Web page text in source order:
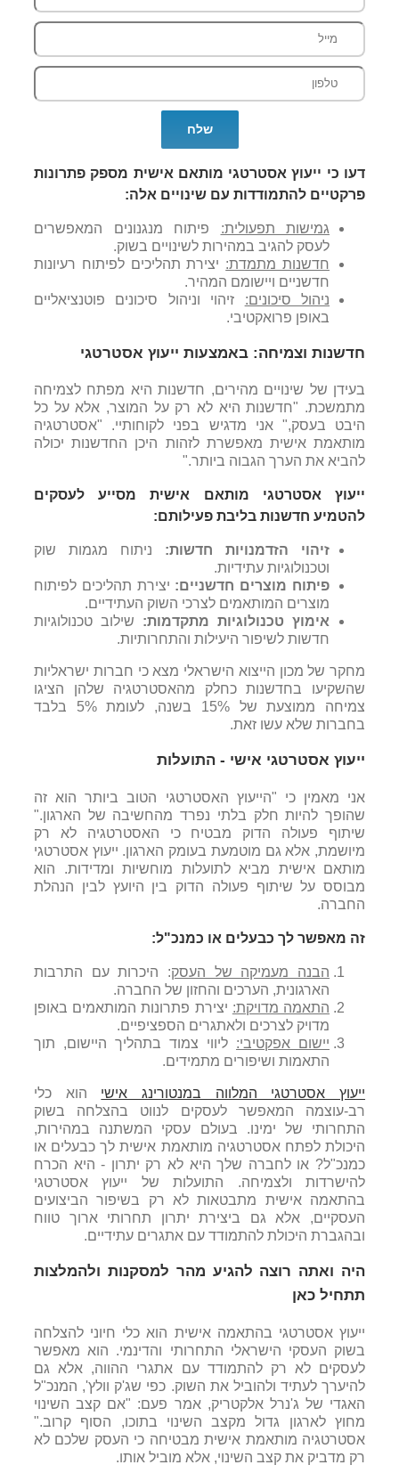
דעו כי ייעוץ אסטרטגי מותאם אישית מספק פתרונות
פרקטיים להתמודדות עם שינויים אלה:
גמישות תפעולית: פיתוח מנגנונים המאפשרים
לעסק להגיב במהירות לשינויים בשוק.
חדשנות מתמדת: יצירת תהליכים לפיתוח רעיונות
חדשניים ויישומם המהיר.
ניהול סיכונים: זיהוי וניהול סיכונים פוטנציאליים
באופן פרואקטיבי.
חדשנות וצמיחה: באמצעות ייעוץ אסטרטגי
בעידן של שינויים מהירים, חדשנות היא מפתח לצמיחה
מתמשכת. "חדשנות היא לא רק על המוצר, אלא על כל
היבט בעסק," אני מדגיש בפני לקוחותיי. "אסטרטגיה
מותאמת אישית מאפשרת לזהות היכן החדשנות יכולה
להביא את הערך הגבוה ביותר."
ייעוץ אסטרטגי מותאם אישית מסייע לעסקים
להטמיע חדשנות בליבת פעילותם:
זיהוי הזדמנויות חדשות: ניתוח מגמות שוק
וטכנולוגיות עתידיות.
פיתוח מוצרים חדשניים: יצירת תהליכים לפיתוח
מוצרים המותאמים לצרכי השוק העתידיים.
אימוץ טכנולוגיות מתקדמות: שילוב טכנולוגיות
חדשות לשיפור היעילות והתחרותיות.
מחקר של מכון הייצוא הישראלי מצא כי חברות ישראליות
שהשקיעו בחדשנות כחלק מהאסטרטגיה שלהן הציגו
צמיחה ממוצעת של 15% בשנה, לעומת 5% בלבד
בחברות שלא עשו זאת.
ייעוץ אסטרטגי אישי - התועלות
אני מאמין כי "הייעוץ האסטרטגי הטוב ביותר הוא זה
שהופך להיות חלק בלתי נפרד מהחשיבה של הארגון."
שיתוף פעולה הדוק מבטיח כי האסטרטגיה לא רק
מיושמת, אלא גם מוטמעת בעומק הארגון. ייעוץ אסטרטגי
מותאם אישית מביא לתועלות מוחשיות ומדידות. הוא
מבוסס על שיתוף פעולה הדוק בין היועץ לבין הנהלת
החברה.
זה מאפשר לך כבעלים או כמנכ"ל:
הבנה מעמיקה של העסק: היכרות עם התרבות
הארגונית, הערכים והחזון של החברה.
התאמה מדויקת: יצירת פתרונות המותאמים באופן
מדויק לצרכים ולאתגרים הספציפיים.
יישום אפקטיבי: ליווי צמוד בתהליך היישום, תוך
התאמות ושיפורים מתמידים.
ייעוץ אסטרטגי המלווה במנטורינג אישי הוא כלי
רב-עוצמה המאפשר לעסקים לנווט בהצלחה בשוק
התחרותי של ימינו. בעולם עסקי המשתנה במהירות,
היכולת לפתח אסטרטגיה מותאמת אישית לך כבעלים או
כמנכ"ל? או לחברה שלך היא לא רק יתרון - היא הכרח
להישרדות ולצמיחה. התועלות של ייעוץ אסטרטגי
בהתאמה אישית מתבטאות לא רק בשיפור הביצועים
העסקיים, אלא גם ביצירת יתרון תחרותי ארוך טווח
ובהגברת היכולת להתמודד עם אתגרים עתידיים.
היה ואתה רוצה להגיע מהר למסקנות ולהמלצות
תתחיל כאן
ייעוץ אסטרטגי בהתאמה אישית הוא כלי חיוני להצלחה
בשוק העסקי הישראלי התחרותי והדינמי. הוא מאפשר
לעסקים לא רק להתמודד עם אתגרי ההווה, אלא גם
להיערך לעתיד ולהוביל את השוק. כפי שג'ק וולץ', המנכ"ל
האגדי של ג'נרל אלקטריק, אמר פעם: "אם קצב השינוי
מחוץ לארגון גדול מקצב השינוי בתוכו, הסוף קרוב."
אסטרטגיה מותאמת אישית מבטיחה כי העסק שלכם לא
רק מדביק את קצב השינוי, אלא מוביל אותו.